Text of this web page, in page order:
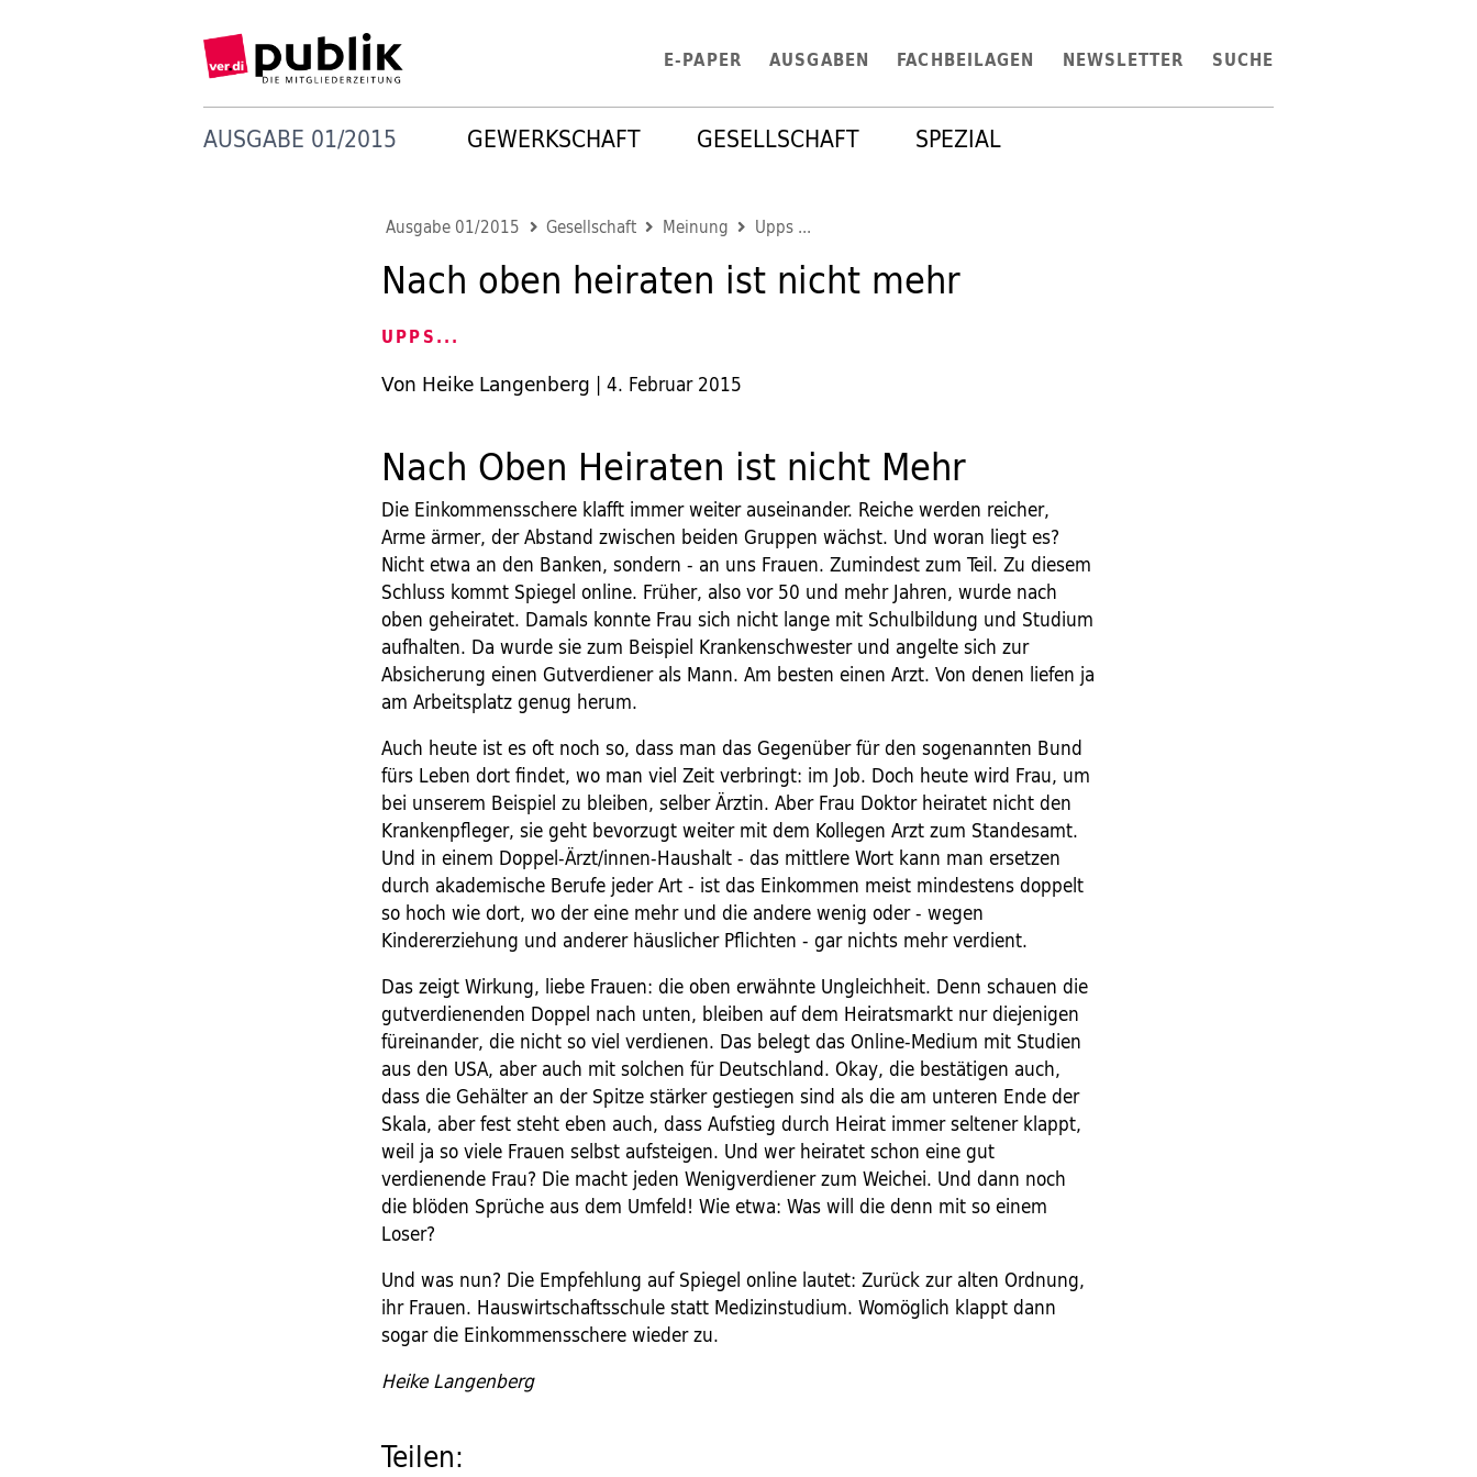
E-PAPER AUSGABEN FACHBEILAGEN NEWSLETTER SUCHE
AUSGABE 01/2015 GEWERKSCHAFT GESELLSCHAFT SPEZIAL
Ausgabe 01/2015 Gesellschaft Meinung Upps ...
Nach oben heiraten ist nicht mehr
UPPS...
Von Heike Langenberg |4. Februar 2015
Nach Oben Heiraten ist nicht Mehr
Die Einkommensschere klafft immer weiter auseinander. Reiche werden reicher,
Arme ärmer, der Abstand zwischen beiden Gruppen wächst. Und woran liegt es?
Nicht etwa an den Banken, sondern - an uns Frauen. Zumindest zum Teil. Zu diesem
Schluss kommt Spiegel online. Früher, also vor 50 und mehr Jahren, wurde nach
oben geheiratet. Damals konnte Frau sich nicht lange mit Schulbildung und Studium
aufhalten. Da wurde sie zum Beispiel Krankenschwester und angelte sich zur
Absicherung einen Gutverdiener als Mann. Am besten einen Arzt. Von denen liefen ja
am Arbeitsplatz genug herum.
Auch heute ist es oft noch so, dass man das Gegenüber für den sogenannten Bund
fürs Leben dort findet, wo man viel Zeit verbringt: im Job. Doch heute wird Frau, um
bei unserem Beispiel zu bleiben, selber Ärztin. Aber Frau Doktor heiratet nicht den
Krankenpfleger, sie geht bevorzugt weiter mit dem Kollegen Arzt zum Standesamt.
Und in einem Doppel-Ärzt/innen-Haushalt - das mittlere Wort kann man ersetzen
durch akademische Berufe jeder Art - ist das Einkommen meist mindestens doppelt
so hoch wie dort, wo der eine mehr und die andere wenig oder - wegen
Kindererziehung und anderer häuslicher Pflichten - gar nichts mehr verdient.
Das zeigt Wirkung, liebe Frauen: die oben erwähnte Ungleichheit. Denn schauen die
gutverdienenden Doppel nach unten, bleiben auf dem Heiratsmarkt nur diejenigen
füreinander, die nicht so viel verdienen. Das belegt das Online-Medium mit Studien
aus den USA, aber auch mit solchen für Deutschland. Okay, die bestätigen auch,
dass die Gehälter an der Spitze stärker gestiegen sind als die am unteren Ende der
Skala, aber fest steht eben auch, dass Aufstieg durch Heirat immer seltener klappt,
weil ja so viele Frauen selbst aufsteigen. Und wer heiratet schon eine gut
verdienende Frau? Die macht jeden Wenigverdiener zum Weichei. Und dann noch
die blöden Sprüche aus dem Umfeld! Wie etwa: Was will die denn mit so einem
Loser?
Und was nun? Die Empfehlung auf Spiegel online lautet: Zurück zur alten Ordnung,
ihr Frauen. Hauswirtschaftsschule statt Medizinstudium. Womöglich klappt dann
sogar die Einkommensschere wieder zu.
Heike Langenberg
Teilen: